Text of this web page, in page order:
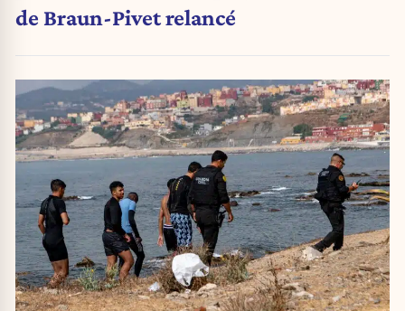
de Braun-Pivet relancé